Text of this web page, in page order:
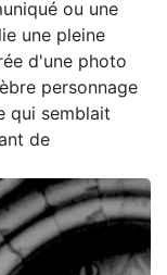
ou une
une pleine
d'une photo
personnage
qui semblait
de